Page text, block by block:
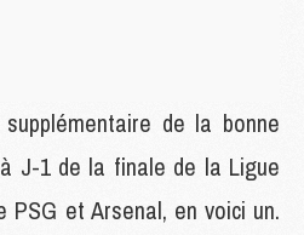
de la bonne
J-1 de la finale de la Ligue
PSG et Arsenal, en voici un.